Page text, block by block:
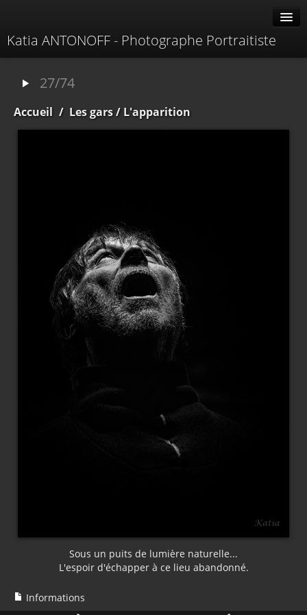
Katia ANTONOFF - Photographe Portraitiste
27/74
Accueil / Les gars/ L'apparition
Sous un puits de lumière naturelle...
L'espoir d'échapper à ce lieu abandonné.
Informations